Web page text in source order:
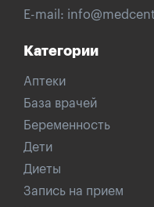
E-mail:
Категории
Аптеки
База врачей
Беременность
Дети
Диеты
Запись на прием